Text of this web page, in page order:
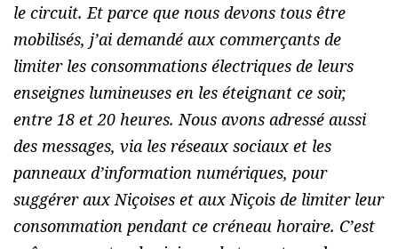
le circuit. Et parce que nous devons tous être
mobilisés, j’ai demandé aux commerçants de
limiter les consommations électriques de leurs
enseignes lumineuses en les éteignant ce soir,
entre 18 et 20 heures. Nous avons adressé aussi
des messages, via les réseaux sociaux et les
panneaux d’information numériques, pour
suggérer aux Niçoises et aux Niçois de limiter leur
consommation pendant ce créneau horaire. C’est